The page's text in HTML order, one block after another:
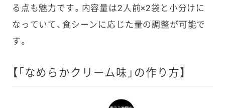
る点も魅力です。内容量は2人前×2袋と小分けに
なっていて、食シーンに応じた量の調整が可能で
す。
【「なめらかクリーム味」の作り方】